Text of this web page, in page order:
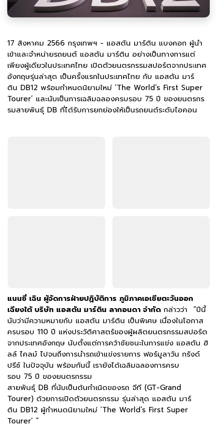
17 สิงหาคม 2566 กรุงเทพฯ - แอสตัน มาร์ติน แบงคอก ผู้นำ
เข้าและจำหน่ายรถยนต์ แอสตัน มาร์ติน อย่างเป็นทางการแต่
เพียงผู้เดียวในประเทศไทย เปิดตัวยนตรกรรมสปอร์ตจากประเทศ
อังกฤษรุ่นล่าสุด เป็นครั้งแรกในประเทศไทย กับ แอสตัน มาร์
ติน DB12 พร้อมกำหนดนิยามใหม่ ‘The World’s First Super
Tourer’ และนับเป็นการเฉลิมฉลองครบรอบ 75 ปี ของยนตรกร
รมสายพันธุ์ DB ที่ได้รับการยกย่องให้เป็นรถยนต์ระดับไอคอน
แนนซี่ เฉิน ผู้จัดการฝ่ายปฏิบัติการ ภูมิภาคเอเชียตะวันออก
เฉียงใต้ บริษัท แอสตัน มาร์ติน ลากอนดา จำกัด กล่าวว่า “ปีนี้
นับว่ามีความหมายกับ แอสตัน มาร์ติน เป็นพิเศษ เนื่องในโอกาส
ครบรอบ 110 ปี แห่งประวัติศาสตร์ของผู้ผลิตยนตรกรรมสปอร์ต
จากประเทศอังกฤษ นับตั้งแต่การคว้าชัยชนะในการแข่ง แอสตัน ฮิ
ลล์ ไคลม์ ไปจนถึงการนำรถเข้าแข่งรายการ ฟอร์มูลาวัน กรังด์
ปรีซ์ ในปัจจุบัน พร้อมกันนี้ เรายังได้เฉลิมฉลองการครบ
รอบ 75 ปี ของยนตรกรรม
สายพันธุ์ DB ที่นับเป็นต้นกำเนิดของรถ จีที (GT-Grand
Tourer) ด้วยการเปิดตัวยนตรกรรม รุ่นล่าสุด แอสตัน มาร์
ติน DB12 ผู้กำหนดนิยามใหม่ ‘The World’s First Super
Tourer’ ”